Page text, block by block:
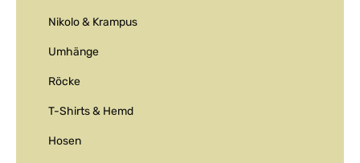
Nikolo & Krampus
Umhänge
Röcke
T-Shirts & Hemd
Hosen